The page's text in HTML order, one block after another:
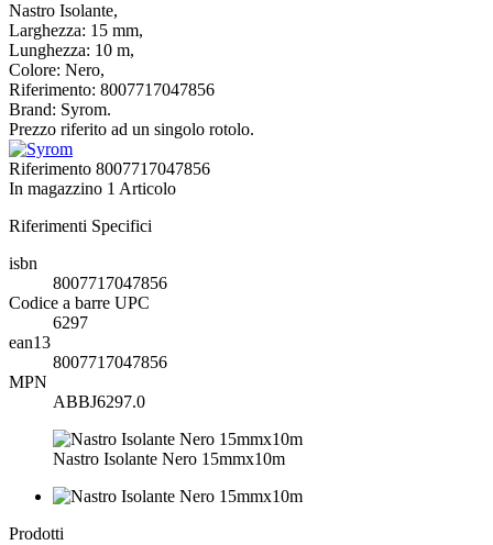
Nastro Isolante,
Larghezza: 15 mm,
Lunghezza: 10 m,
Colore: Nero,
Riferimento: 8007717047856
Brand: Syrom.
Prezzo riferito ad un singolo rotolo.
Riferimento 8007717047856
In magazzino 1 Articolo
Riferimenti Specifici
isbn
8007717047856
Codice a barre UPC
6297
ean13
8007717047856
MPN
ABBJ6297.0
Nastro Isolante Nero 15mmx10m
Prodotti